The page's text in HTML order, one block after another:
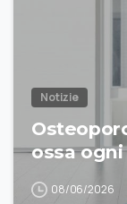
Notizie
ossa
08/06/2026